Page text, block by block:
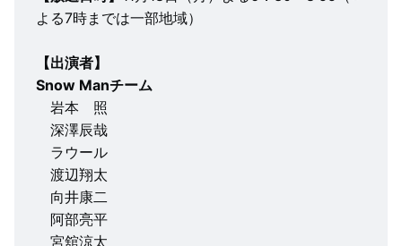
よる7時までは一部地域）
【出演者】
Snow Manチーム
岩本 照
深澤辰哉
ラウール
渡辺翔太
向井康二
阿部亮平
宮舘涼太